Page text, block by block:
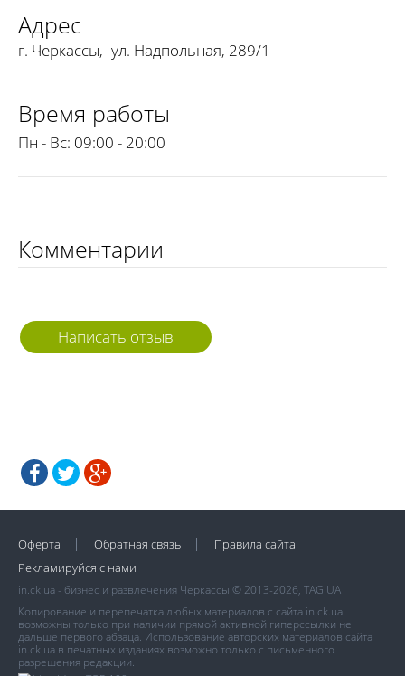
Адрес
г. Черкассы, ул. Надпольная, 289/1
Время работы
Пн - Вс: 09:00 - 20:00
Комментарии
Написать отзыв
Оферта Обратная связь
Правила сайта
Рекламируйся с нами
in.ck.ua - бизнес и развлечения Черкассы © 2013-2026, TAG.UA
Копирование и перепечатка любых материалов с сайта in.ck.ua
возможны только при наличии прямой активной гиперссылки не
дальше первого абзаца. Использование авторских материалов сайта
in.ck.ua в печатных изданиях возможно только с письменного
разрешения редакции.